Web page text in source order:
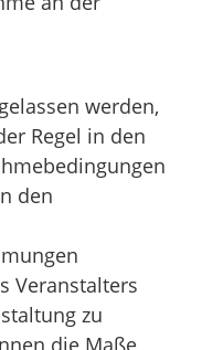
werden,
Regel in den
den
Veranstalters
zu
die Maße